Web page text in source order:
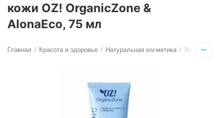
кожи OZ! OrganicZone &
AlonaEco, 75 мл
Главная / Красота и здоровье / Натуральная косметика / Уход за